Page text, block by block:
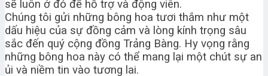
sẽ luôn ở đó để hỗ trợ và động viên.
Chúng tôi gửi những bông hoa tươi thắm như một
dấu hiệu của sự đồng cảm và lòng kính trọng sâu
sắc đến quý cộng đồng Trảng Bàng. Hy vọng rằng
những bông hoa này có thể mang lại một chút sự an
ủi và niềm tin vào tương lai.